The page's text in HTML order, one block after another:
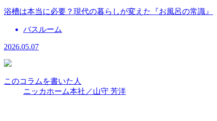
浴槽は本当に必要？現代の暮らしが変えた『お風呂の常識』
バスルーム
2026.05.07
このコラムを書いた人
ニッカホーム本社／山守 芳洋